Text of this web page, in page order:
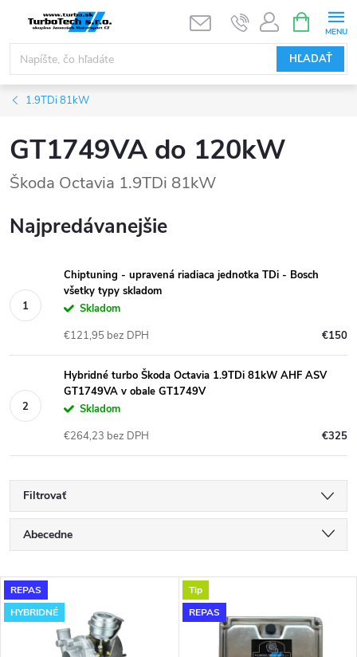
obsah
HĽADAŤ
KOŠÍK
1.9TDi 81kW
GT1749VA do 120kW
Škoda Octavia 1.9TDi 81kW
Najpredávanejšie
Chiptuning - upravená riadiaca jednotka TDi - Bosch
všetky typy skladom
Skladom
€150
€121,95 bez DPH
Hybridné turbo Škoda Octavia 1.9TDi 81kW AHF ASV
GT1749VA v obale GT1749V
Skladom
€325
€264,23 bez DPH
Filtrovať
R
a
d
Abecedne
Najdrahšie
Najpredávanejšie
V
ý
REPAS
HYBRIDNÉ
Tip
REPAS